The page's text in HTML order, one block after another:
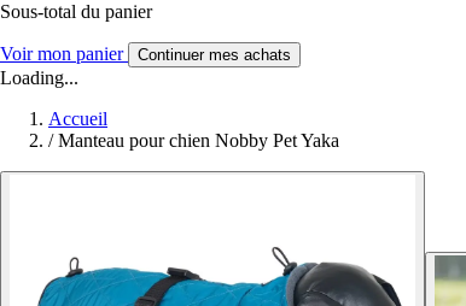
Sous-total du panier
Voir mon panier Continuer mes achats
Loading...
Accueil
/ Manteau pour chien Nobby Pet Yaka